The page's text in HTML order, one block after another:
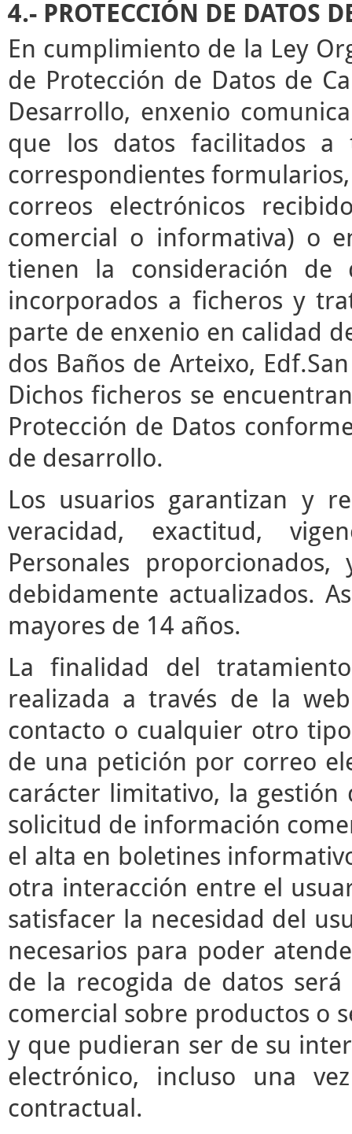
4.- PROTECCIÓN DE DATOS
En cumplimiento de la Ley
de Protección de Datos de
Desarrollo, enxenio
que los datos facilitados
correspondientes
correos electrónicos
comercial o informativa) o
tienen la consideración de
incorporados a ficheros y
parte de enxenio en calidad
dos Baños de Arteixo,
Dichos ficheros se
Protección de Datos
de desarrollo.
Los usuarios garantizan y
veracidad, exactitud,
Personales
debidamente actualizados.
mayores de 14 años.
La finalidad del
realizada a través de la
contacto o cualquier otro
de una petición por correo
carácter limitativo, la
solicitud de información
el alta en boletines
otra interacción entre el
satisfacer la necesidad del
necesarios para poder
de la recogida de datos
comercial sobre productos o
y que pudieran ser de su
electrónico, incluso una
contractual.